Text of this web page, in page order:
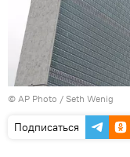
© AP Photo / Seth Wenig
Подписаться